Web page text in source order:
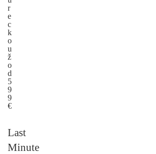
r
e
c
k
o
u
ž
o
d
5
9
9
€
Last
Minute